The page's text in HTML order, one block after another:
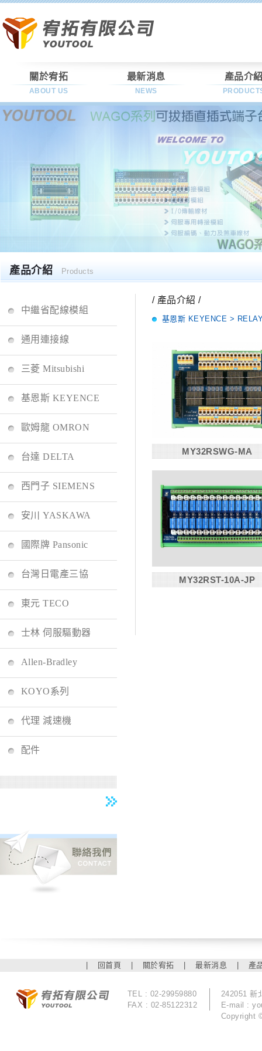
關於宥拓
ABOUT US
最新消息
NEWS
產品介
產品介紹 Products
中繼省配線模組
通用連接線
三菱 Mitsubishi
基恩斯 KEYENCE
歐姆龍 OMRON
台達 DELTA
西門子 SIEMENS
安川 YASKAWA
國際牌 Pansonic
台灣日電產三協
東元 TECO
士林 伺服驅動器
Allen-Bradley
KOYO系列
代理 減速機
配件
/ 產品介紹 /
基恩斯 KEYENCE >
MY32RSWG-MA
MY32RST-10A-JP
回首頁 關於宥拓 最新消息 產
TEL : 02-29959880
FAX : 02-85122312
242051 新
E-mail :
Copyright